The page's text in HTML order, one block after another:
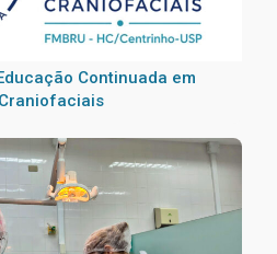
Continuada em